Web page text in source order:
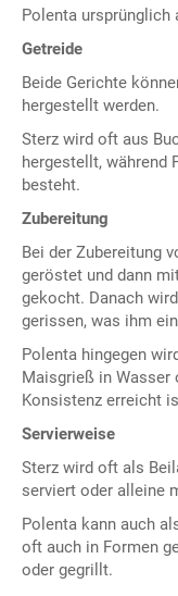
Polenta
Getreide
Beide Gerichte
hergestellt werden.
Sterz wird oft aus
hergestellt, während
besteht.
Zubereitung
Bei der Zubereitung
geröstet und dann
gekocht. Danach
gerissen, was ihm
Polenta hingegen
Maisgrieß in Wasser
Konsistenz erreicht
Servierweise
Sterz wird oft als
serviert oder alleine
Polenta kann auch
oft auch in Formen
oder gegrillt.